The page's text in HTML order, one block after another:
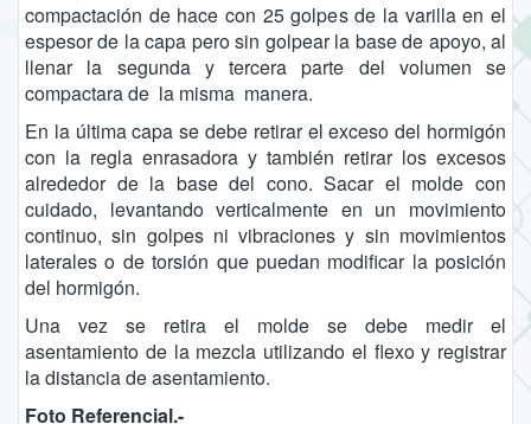
compactación de hace con 25 golpes de la varilla en el
espesor de la capa pero sin golpear la base de apoyo, al
llenar la segunda y tercera parte del volumen se
compactara de la misma manera.
En la última capa se debe retirar el exceso del hormigón
con la regla enrasadora y también retirar los excesos
alrededor de la base del cono. Sacar el molde con
cuidado, levantando verticalmente en un movimiento
continuo, sin golpes ni vibraciones y sin movimientos
laterales o de torsión que puedan modificar la posición
del hormigón.
Una vez se retira el molde se debe medir el
asentamiento de la mezcla utilizando el flexo y registrar
la distancia de asentamiento.
Foto Referencial.-